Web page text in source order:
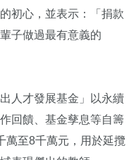
初心，並表示：「捐款
子做過最有意義的
人才發展基金」以永續
回饋、基金孳息等自籌
萬至8千萬元，用於延攬